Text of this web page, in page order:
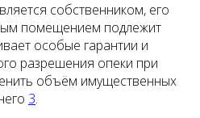
собственником, его
помещением подлежит
особые гарантии и
разрешения опеки при
объём имущественных
3.